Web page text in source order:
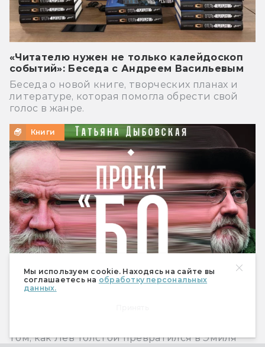
Мы используем cookie. Находясь на сайте вы
соглашаетесь на обработку персональных
данных.
«Читателю нужен не только калейдоскоп
событий»: Беседа с Андреем Васильевым
Беседа о новой книге, творческих планах и
литературе, которая помогла обрести свой
голос в жанре.
Книги
том, как Лев Толстой превратился в Эмиля